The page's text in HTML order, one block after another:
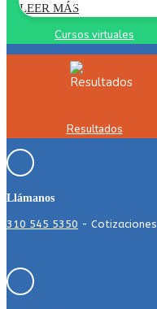
LEER MÁS
Cursos virtuales
Resultados
Llámanos
310 545 5350 - Cotizaciones